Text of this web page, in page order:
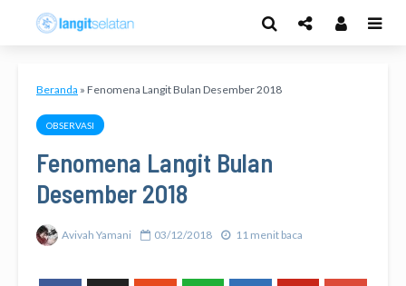
Beranda » Fenomena Langit Bulan Desember 2018
OBSERVASI
Fenomena Langit Bulan
Desember 2018
Avivah Yamani 03/12/2018 11 menit baca